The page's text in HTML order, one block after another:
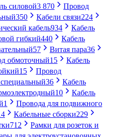
силовой3 870
Провод
350 Кабели связи224
кабель934
Кабель
гибкий440
Кабель
57 Витая пара36
обмоточный15
Кабель
15
Провод
36
Кабель
10
Кабель
1
Провода для подвижного
Кабельные сборки229
712
Рамки для розеток и